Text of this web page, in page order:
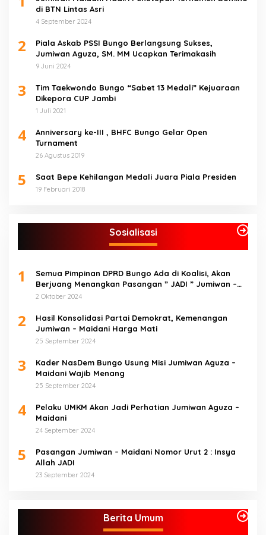
di BTN Lintas Asri
4 September 2024
2
Piala Askab PSSI Bungo Berlangsung Sukses,
Jumiwan Aguza, SM. MM Ucapkan Terimakasih
9 Juni 2024
3
Tim Taekwondo Bungo “Sabet 13 Medali” Kejuaraan
Dikepora CUP Jambi
1 Juli 2021
4
Anniversary ke-III , BHFC Bungo Gelar Open
Turnament
26 Agustus 2019
5 Saat Bepe Kehilangan Medali Juara Piala Presiden
19 Februari 2018
Sosialisasi
1
Semua Pimpinan DPRD Bungo Ada di Koalisi, Akan
Berjuang Menangkan Pasangan ” JADI ” Jumiwan –
Maidani.
2 Oktober 2024
2
Hasil Konsolidasi Partai Demokrat, Kemenangan
Jumiwan – Maidani Harga Mati
25 September 2024
3
Kader NasDem Bungo Usung Misi Jumiwan Aguza –
Maidani Wajib Menang
25 September 2024
4
Pelaku UMKM Akan Jadi Perhatian Jumiwan Aguza –
Maidani
24 September 2024
5
Pasangan Jumiwan – Maidani Nomor Urut 2 : Insya
Allah JADI
23 September 2024
Berita Umum